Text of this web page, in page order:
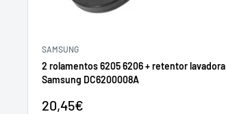
SAMSUNG
2 rolamentos 6205 6206 + retentor lavadora
Samsung DC6200008A
Preço
20,45€